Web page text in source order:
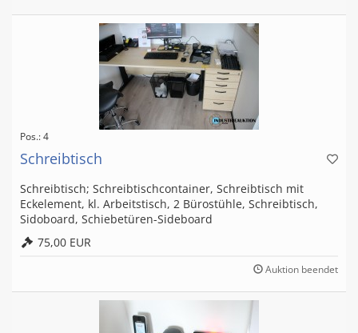
Pos.: 4
Schreibtisch
Schreibtisch; Schreibtischcontainer, Schreibtisch mit
Eckelement, kl. Arbeitstisch, 2 Bürostühle, Schreibtisch,
Sidoboard, Schiebetüren-Sideboard
75,00 EUR
Auktion beendet